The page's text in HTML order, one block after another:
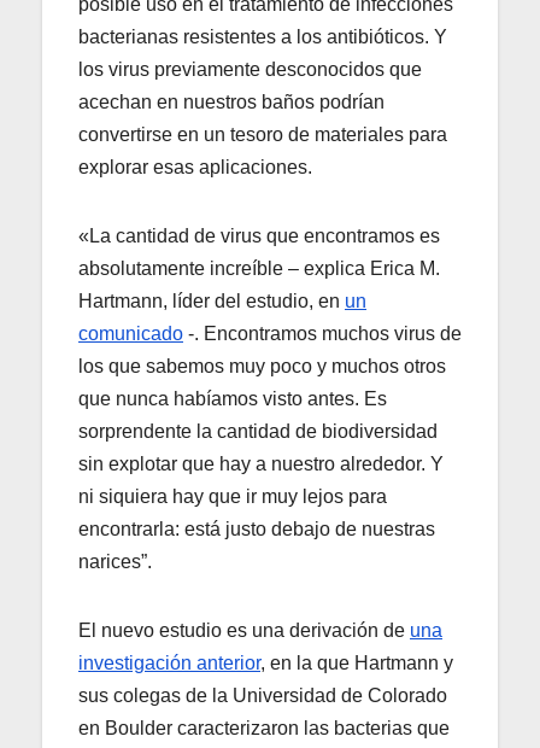
bacterianas resistentes a los antibióticos. Y
los virus previamente desconocidos que
acechan en nuestros baños podrían
convertirse en un tesoro de materiales para
explorar esas aplicaciones.
«La cantidad de virus que encontramos es
absolutamente increíble – explica Erica M.
Hartmann, líder del estudio, en un
comunicado -. Encontramos muchos virus de
los que sabemos muy poco y muchos otros
que nunca habíamos visto antes. Es
sorprendente la cantidad de biodiversidad
sin explotar que hay a nuestro alrededor. Y
ni siquiera hay que ir muy lejos para
encontrarla: está justo debajo de nuestras
narices”.
El nuevo estudio es una derivación de una
investigación anterior, en la que Hartmann y
sus colegas de la Universidad de Colorado
en Boulder caracterizaron las bacterias que